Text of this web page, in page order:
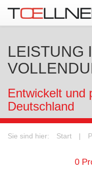
LEISTUNG
Entwickelt und
Deutschland
Sie sind hier: Start |
0